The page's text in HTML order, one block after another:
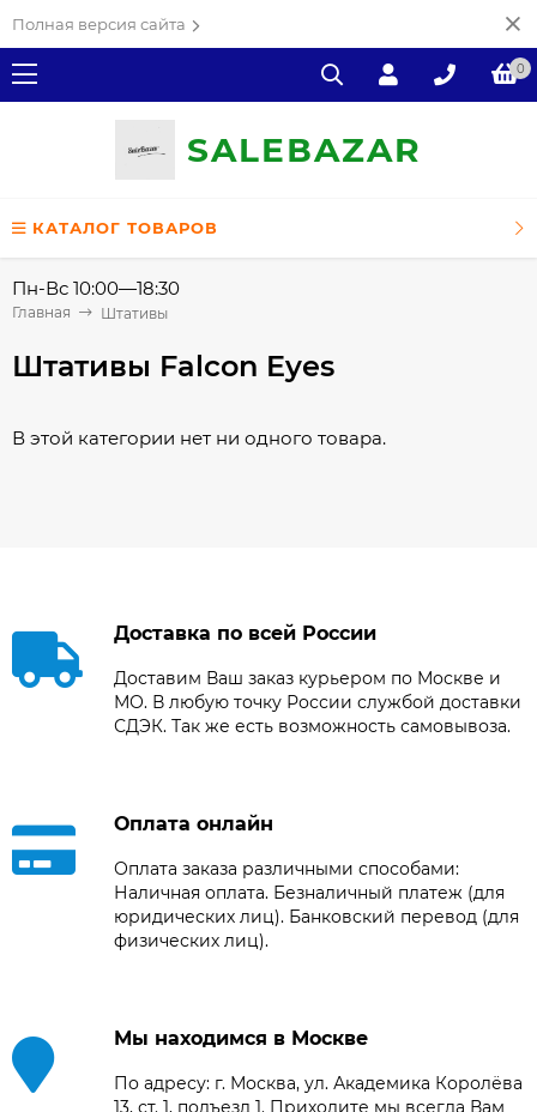
Полная версия сайта
0
SALEВAZAR
КАТАЛОГ ТОВАРОВ
Пн-Вс 10:00—18:30
Главная Штативы
Штативы Falcon Eyes
В этой категории нет ни одного товара.
Доставка по всей России
Доставим Ваш заказ курьером по Москве и
МО. В любую точку России службой доставки
СДЭК. Так же есть возможность самовывоза.
Оплата онлайн
Оплата заказа различными способами:
Наличная оплата. Безналичный платеж (для
юридических лиц). Банковский перевод (для
физических лиц).
Мы находимся в Москве
По адресу: г. Москва, ул. Академика Королёва
13, ст. 1, подъезд 1. Приходите мы всегда Вам